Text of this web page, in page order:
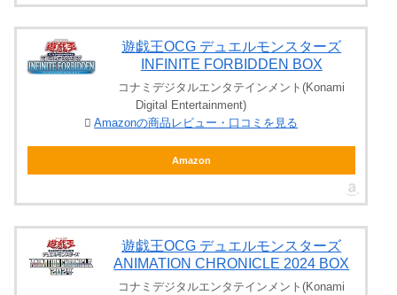
遊戯王OCG デュエルモンスターズ
INFINITE FORBIDDEN BOX
コナミデジタルエンタテインメント(Konami
Digital Entertainment)
Amazonの商品レビュー・口コミを見る
Amazon
遊戯王OCG デュエルモンスターズ
ANIMATION CHRONICLE 2024 BOX
コナミデジタルエンタテインメント(Konami